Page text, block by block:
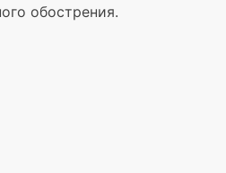
обострения.